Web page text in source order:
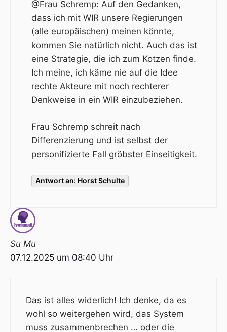
@Frau Schremp: Auf den Gedanken,
dass ich mit WIR unsere Regierungen
(alle europäischen) meinen könnte,
kommen Sie natürlich nicht. Auch das ist
eine Strategie, die ich zum Kotzen finde.
Ich meine, ich käme nie auf die Idee
rechte Akteure mit noch rechterer
Denkweise in ein WIR einzubeziehen.
Frau Schremp schreit nach
Differenzierung und ist selbst der
personifizierte Fall gröbster Einseitigkeit.
Antwort an: Horst Schulte
Su Mu
07.12.2025 um 08:40 Uhr
Das ist alles widerlich! Ich denke, da es
wohl so weitergehen wird, das System
muss zusammenbrechen … oder die